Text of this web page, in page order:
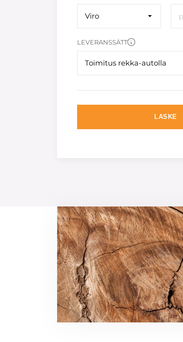
Viro
LEVERANSSÄTT
Toimitus rekka-autolla
LASKE